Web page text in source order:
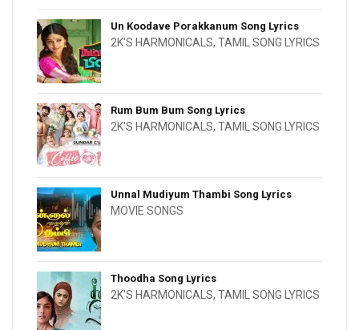
Un Koodave Porakkanum Song Lyrics
2K'S HARMONICALS, TAMIL SONG LYRICS
Rum Bum Bum Song Lyrics
2K'S HARMONICALS, TAMIL SONG LYRICS
Unnal Mudiyum Thambi Song Lyrics
MOVIE SONGS
Thoodha Song Lyrics
2K'S HARMONICALS, TAMIL SONG LYRICS